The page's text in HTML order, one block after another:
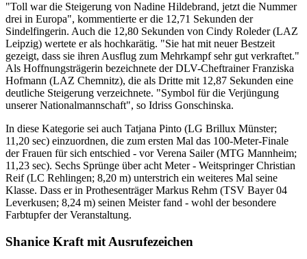
"Toll war die Steigerung von Nadine Hildebrand, jetzt die Nummer
drei in Europa", kommentierte er die 12,71 Sekunden der
Sindelfingerin. Auch die 12,80 Sekunden von Cindy Roleder (LAZ
Leipzig) wertete er als hochkarätig. "Sie hat mit neuer Bestzeit
gezeigt, dass sie ihren Ausflug zum Mehrkampf sehr gut verkraftet."
Als Hoffnungsträgerin bezeichnete der DLV-Cheftrainer Franziska
Hofmann (LAZ Chemnitz), die als Dritte mit 12,87 Sekunden eine
deutliche Steigerung verzeichnete. "Symbol für die Verjüngung
unserer Nationalmannschaft", so Idriss Gonschinska.
In diese Kategorie sei auch Tatjana Pinto (LG Brillux Münster;
11,20 sec) einzuordnen, die zum ersten Mal das 100-Meter-Finale
der Frauen für sich entschied - vor Verena Sailer (MTG Mannheim;
11,23 sec). Sechs Sprünge über acht Meter - Weitspringer Christian
Reif (LC Rehlingen; 8,20 m) unterstrich ein weiteres Mal seine
Klasse. Dass er in Prothesenträger Markus Rehm (TSV Bayer 04
Leverkusen; 8,24 m) seinen Meister fand - wohl der besondere
Farbtupfer der Veranstaltung.
Shanice Kraft mit Ausrufezeichen